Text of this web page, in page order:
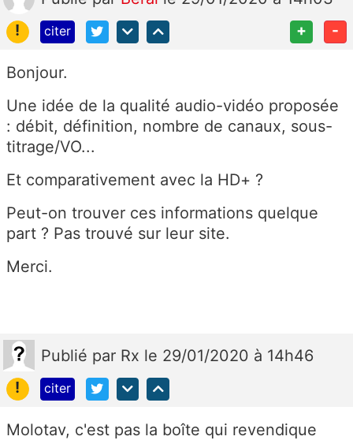
!
citer + -
Bonjour.
Une idée de la qualité audio-vidéo proposée
: débit, définition, nombre de canaux, sous-
titrage/VO...
Et comparativement avec la HD+ ?
Peut-on trouver ces informations quelque
part ? Pas trouvé sur leur site.
Merci.
Publié par Rx le 29/01/2020 à 14h46
!
citer
Molotav, c'est pas la boîte qui revendique